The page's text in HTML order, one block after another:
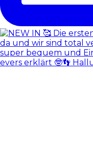
evers erklärt 🤓👣